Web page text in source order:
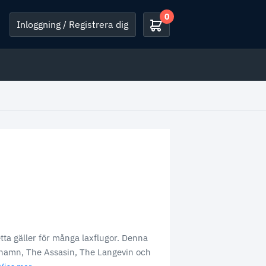
Inloggning / Registrera dig
0
gäller för många laxflugor. Denna
The Assasin, The Langevin och